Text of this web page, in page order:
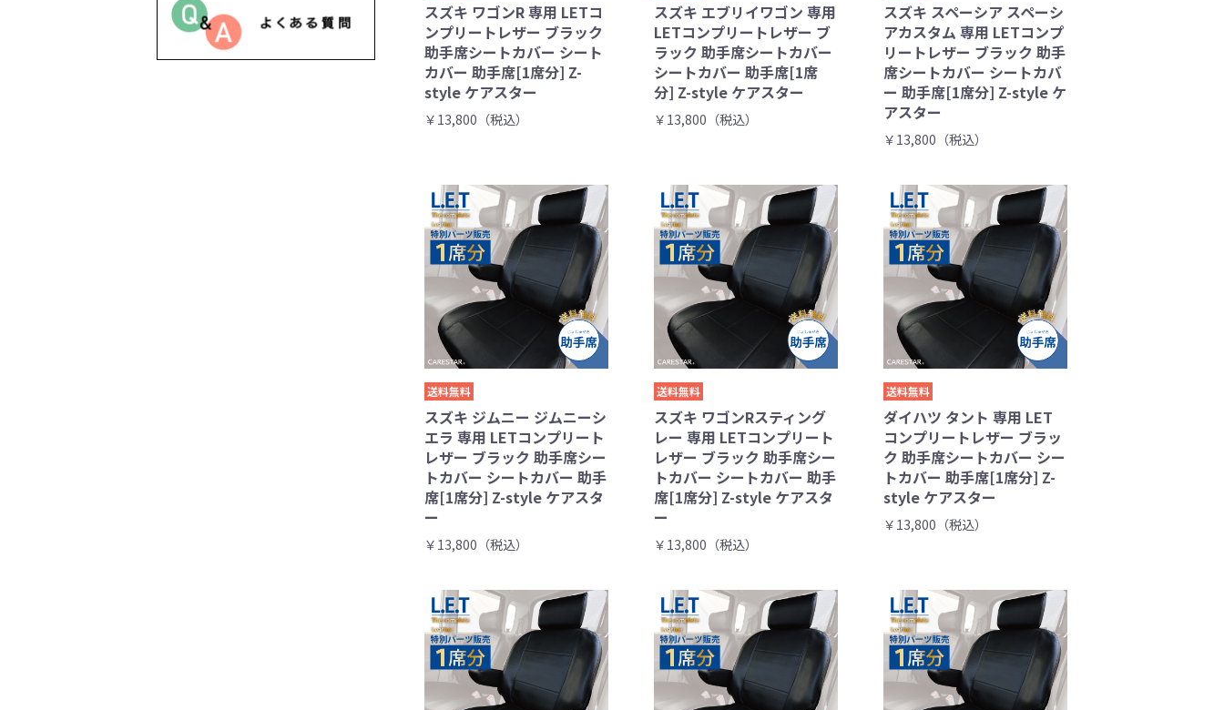
スズキ ワゴンR 専用 LETコ
ンプリートレザー ブラック
助手席シートカバー シート
カバー 助手席[1席分] Z-
style ケアスター
￥13,800（税込）
スズキ エブリイワゴン 専用
LETコンプリートレザー ブ
ラック 助手席シートカバー
シートカバー 助手席[1席
分] Z-style ケアスター
￥13,800（税込）
スズキ スペーシア スペーシ
アカスタム 専用 LETコンプ
リートレザー ブラック 助手
席シートカバー シートカバ
ー 助手席[1席分] Z-style ケ
アスター
￥13,800（税込）
送料無料
スズキ ジムニー ジムニーシ
エラ 専用 LETコンプリート
レザー ブラック 助手席シー
トカバー シートカバー 助手
席[1席分] Z-style ケアスタ
ー
￥13,800（税込）
送料無料
スズキ ワゴンRスティング
レー 専用 LETコンプリート
レザー ブラック 助手席シー
トカバー シートカバー 助手
席[1席分] Z-style ケアスタ
ー
￥13,800（税込）
送料無料
ダイハツ タント 専用 LET
コンプリートレザー ブラッ
ク 助手席シートカバー シー
トカバー 助手席[1席分] Z-
style ケアスター
￥13,800（税込）